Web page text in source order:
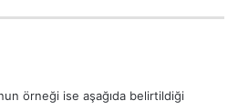
örneği ise aşağıda belirtildiği